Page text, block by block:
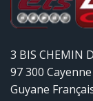
3 BIS CHEMIN
97 300 Cayenne
Guyane